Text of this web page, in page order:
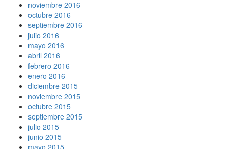
noviembre 2016
octubre 2016
septiembre 2016
julio 2016
mayo 2016
abril 2016
febrero 2016
enero 2016
diciembre 2015
noviembre 2015
octubre 2015
septiembre 2015
julio 2015
junio 2015
mayo 2015